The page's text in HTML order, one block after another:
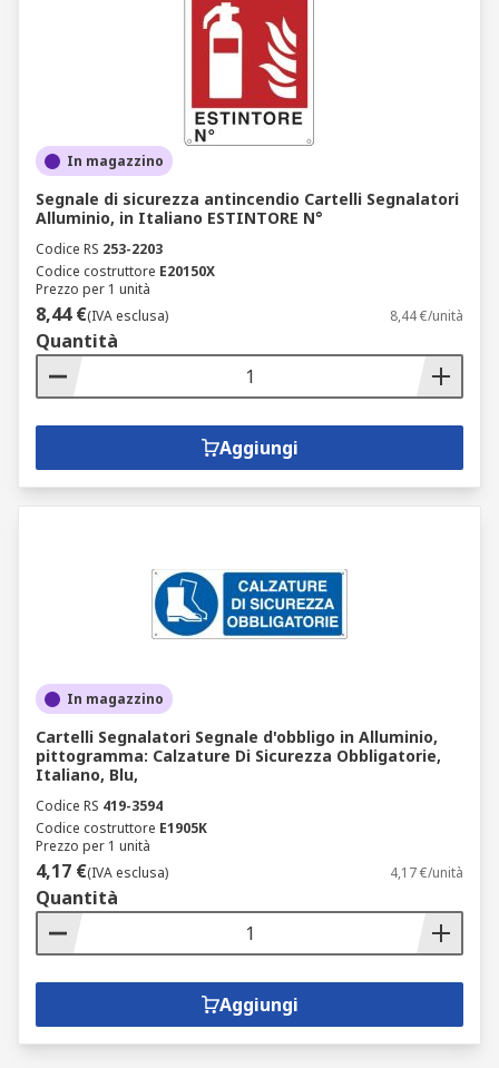
In magazzino
Segnale di sicurezza antincendio Cartelli Segnalatori
Alluminio, in Italiano ESTINTORE N°
Codice RS 253-2203
Codice costruttore E20150X
Prezzo per 1 unità
8,44 €(IVA esclusa) 8,44 €/unità
Quantità
Aggiungi
In magazzino
Cartelli Segnalatori Segnale d'obbligo in Alluminio,
pittogramma: Calzature Di Sicurezza Obbligatorie,
Italiano, Blu,
Codice RS 419-3594
Codice costruttore E1905K
Prezzo per 1 unità
4,17 €(IVA esclusa) 4,17 €/unità
Quantità
Aggiungi